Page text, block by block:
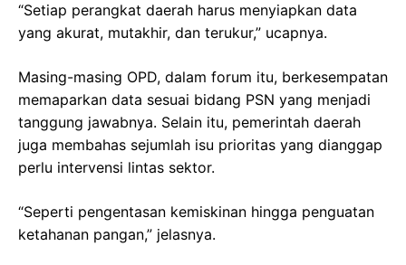
“Setiap perangkat daerah harus menyiapkan data
yang akurat, mutakhir, dan terukur,” ucapnya.
Masing-masing OPD, dalam forum itu, berkesempatan
memaparkan data sesuai bidang PSN yang menjadi
tanggung jawabnya. Selain itu, pemerintah daerah
juga membahas sejumlah isu prioritas yang dianggap
perlu intervensi lintas sektor.
“Seperti pengentasan kemiskinan hingga penguatan
ketahanan pangan,” jelasnya.